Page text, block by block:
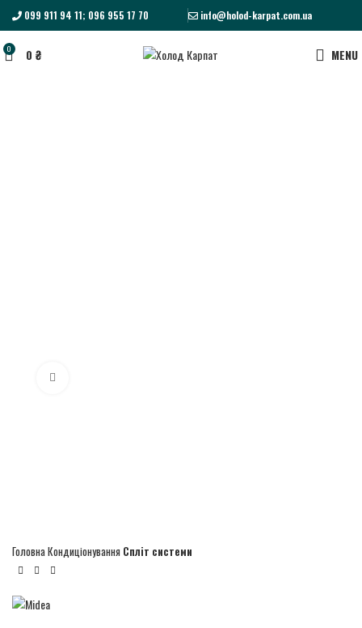
099 911 94 11; 096 955 17 70 info@holod-karpat.com.ua
0 0 ₴ MENU
ГоловнаКондиціонування Спліт системи